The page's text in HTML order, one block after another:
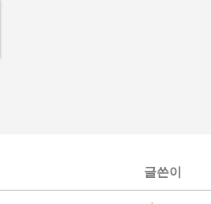
글쓴이